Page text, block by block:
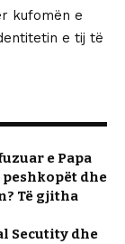
kufomën e
e tij të
e Papa
dhe
Të gjitha
Secutity dhe